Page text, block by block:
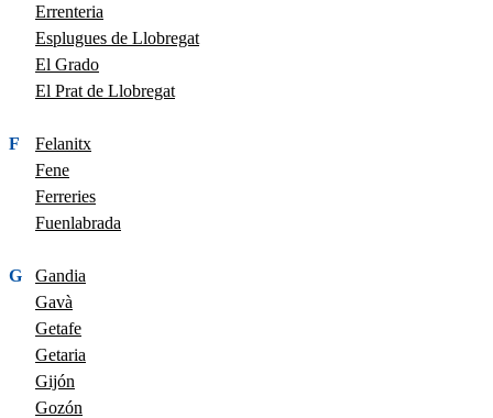
Errenteria
Esplugues de Llobregat
El Grado
El Prat de Llobregat
F
Felanitx
Fene
Ferreries
Fuenlabrada
G
Gandia
Gavà
Getafe
Getaria
Gijón
Gozón